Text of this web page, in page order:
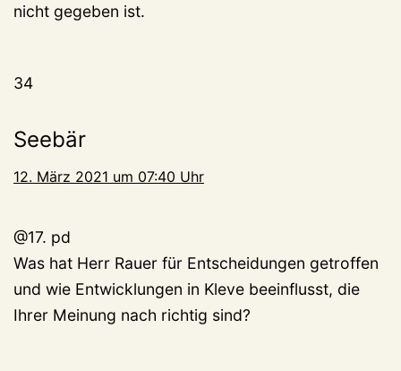
nicht gegeben ist.
34
Seebär
12. März 2021 um 07:40 Uhr
@17. pd
Was hat Herr Rauer für Entscheidungen getroffen
und wie Entwicklungen in Kleve beeinflusst, die
Ihrer Meinung nach richtig sind?